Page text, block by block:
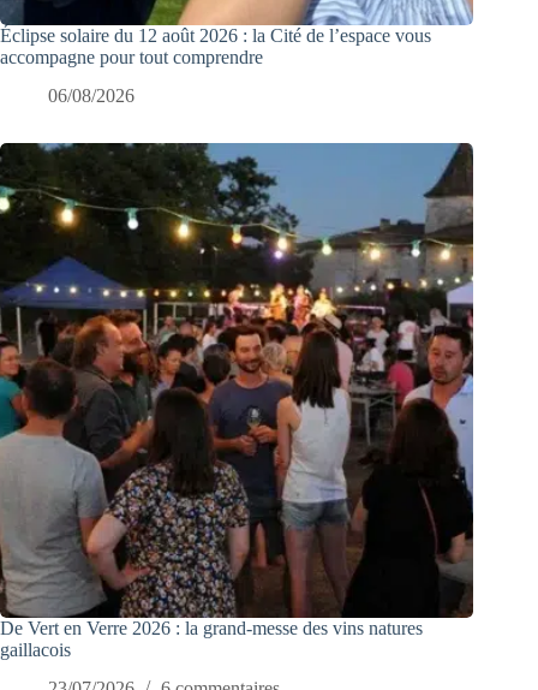
Éclipse solaire du 12 août 2026 : la Cité de l’espace vous
accompagne pour tout comprendre
06/08/2026
De Vert en Verre 2026 : la grand-messe des vins natures
gaillacois